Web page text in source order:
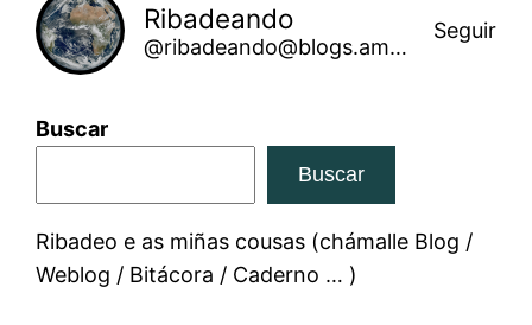
Ribadeando
@ribadeando@blogs.amarinha.gal
Seguir
Buscar
Buscar
Ribadeo e as miñas cousas (chámalle Blog /
Weblog / Bitácora / Caderno … )